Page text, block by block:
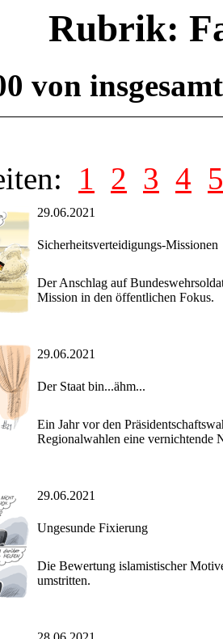
Rubrik:
von
1 2 3 4 5
29.06.2021
Sicherheitsverteidigungs-Missionen
Der Anschlag auf
Mission in den öffentlichen Fokus.
29.06.2021
Der Staat bin...ähm...
Ein Jahr vor den
Regionalwahlen eine vernichtende
29.06.2021
Ungesunde Fixierung
Die Bewertung islamistischer
umstritten.